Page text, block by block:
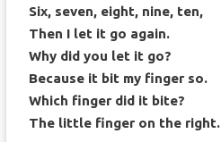
Six, seven, eight, nine, ten,
Then I let it go again.
Why did you let it go?
Because it bit my finger so.
Which finger did it bite?
The little finger on the right.